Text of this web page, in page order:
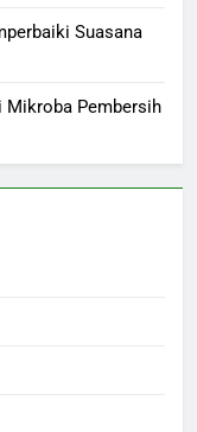
Suasana
Mikroba Pembersih